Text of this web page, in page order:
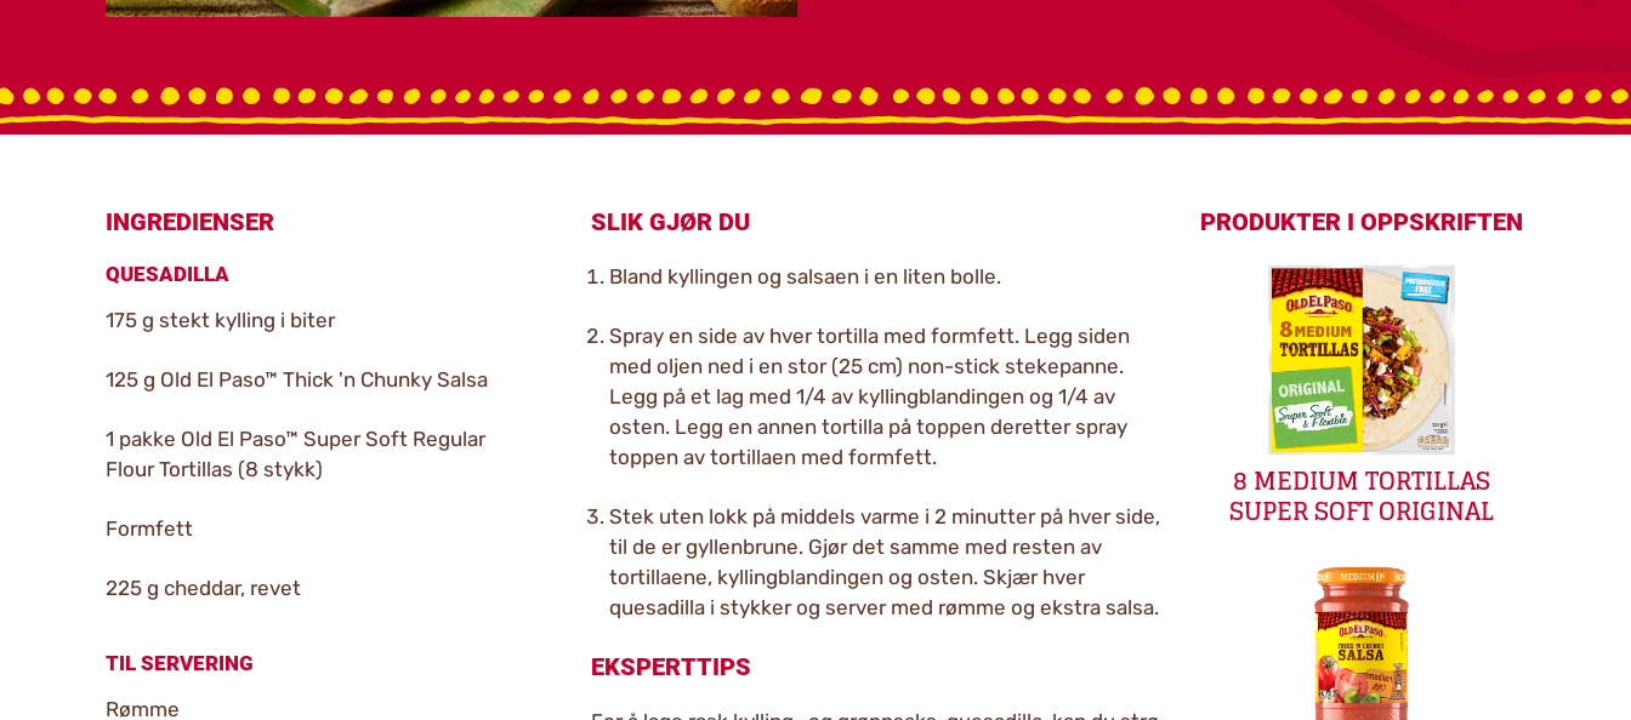
INGREDIENSER
QUESADILLA
175 g stekt kylling i biter
125 g Old El Paso™ Thick 'n Chunky Salsa
1 pakke Old El Paso™ Super Soft Regular
Flour Tortillas (8 stykk)
Formfett
225 g cheddar, revet
TIL SERVERING
Rømme
SLIK GJØR DU
Bland kyllingen og salsaen i en liten bolle.
Spray en side av hver tortilla med formfett. Legg siden
med oljen ned i en stor (25 cm) non-stick stekepanne.
Legg på et lag med 1/4 av kyllingblandingen og 1/4 av
osten. Legg en annen tortilla på toppen deretter spray
toppen av tortillaen med formfett.
Stek uten lokk på middels varme i 2 minutter på hver side,
til de er gyllenbrune. Gjør det samme med resten av
tortillaene, kyllingblandingen og osten. Skjær hver
quesadilla i stykker og server med rømme og ekstra salsa.
EKSPERTTIPS
PRODUKTER I OPPSKRIFTEN
8 MEDIUM TORTILLAS
SUPER SOFT ORIGINAL